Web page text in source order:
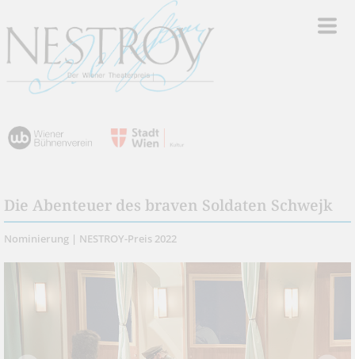
Die Abenteuer des braven Soldaten Schwejk
Nominierung | NESTROY-Preis 2022